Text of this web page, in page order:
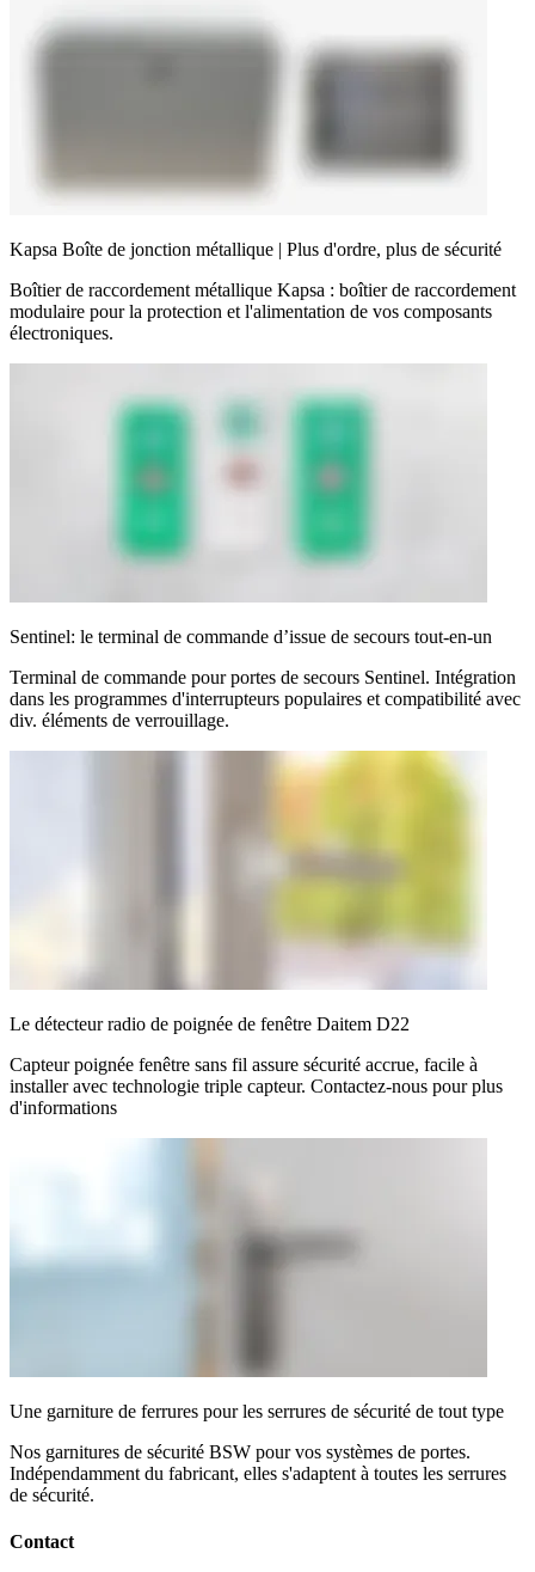
Kapsa Boîte de jonction métallique | Plus d'ordre, plus de sécurité
Boîtier de raccordement métallique Kapsa : boîtier de raccordement
modulaire pour la protection et l'alimentation de vos composants
électroniques.
Sentinel: le terminal de commande d’issue de secours tout-en-un
Terminal de commande pour portes de secours Sentinel. Intégration
dans les programmes d'interrupteurs populaires et compatibilité avec
div. éléments de verrouillage.
Le détecteur radio de poignée de fenêtre Daitem D22
Capteur poignée fenêtre sans fil assure sécurité accrue, facile à
installer avec technologie triple capteur. Contactez-nous pour plus
d'informations
Une garniture de ferrures pour les serrures de sécurité de tout type
Nos garnitures de sécurité BSW pour vos systèmes de portes.
Indépendamment du fabricant, elles s'adaptent à toutes les serrures
de sécurité.
Contact